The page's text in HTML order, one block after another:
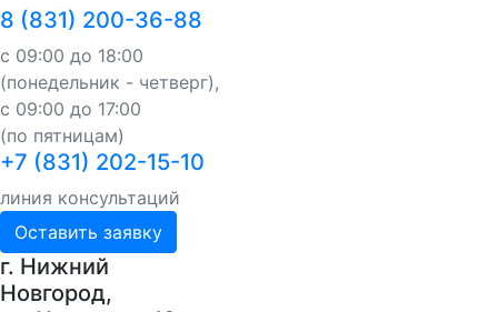
8 (831) 200-36-88
с 09:00 до 18:00
(понедельник - четверг),
с 09:00 до 17:00
(по пятницам)
+7 (831) 202-15-10
линия консультаций
Оставить заявку
г. Нижний
Новгород,